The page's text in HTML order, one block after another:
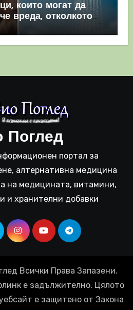
които могат да
вреда, отколкото
Поглед
портал за
алтернативна медицина
на медицината, витамини,
и хранителни добавки
Всички Права Запазени.
е задължително. Цялото
е защитено от Закона